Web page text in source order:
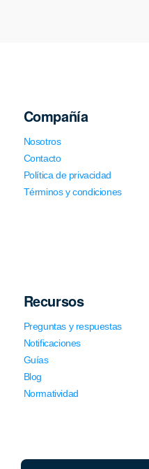
Compañía
Nosotros
Contacto
Política de privacidad
Términos y condiciones
Recursos
Preguntas y respuestas
Notificaciones
Guías
Blog
Normatividad